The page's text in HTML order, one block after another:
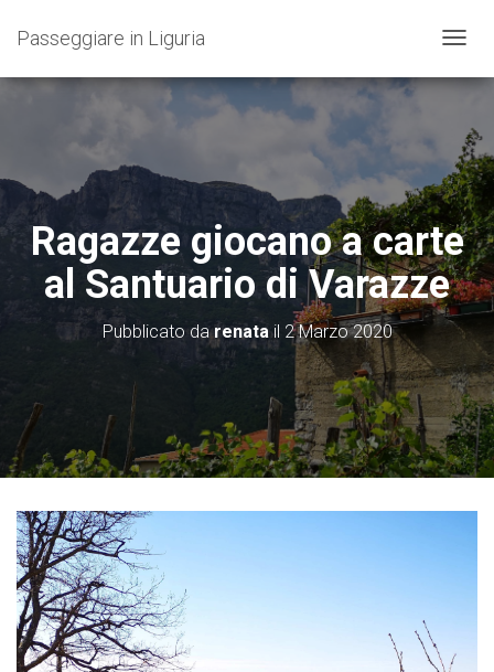
Passeggiare in Liguria
A
A
Z
I
O
N
E
T
O
G
L
E
Ragazze giocano a carte
al Santuario di Varazze
Pubblicato darenatail 2 Marzo 2020